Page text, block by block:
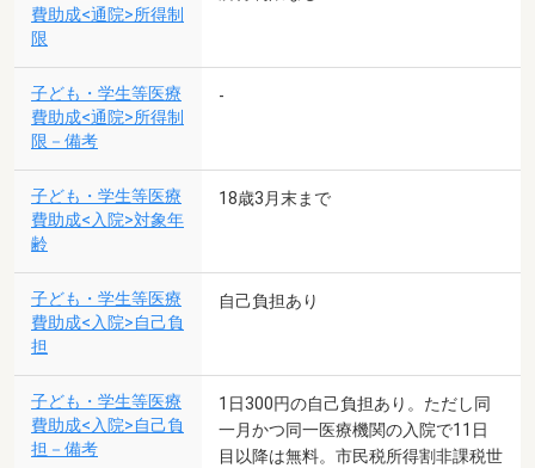
費助成<通院>所得制
限
子ども・学生等医療
費助成<通院>所得制
限－備考
-
子ども・学生等医療
費助成<入院>対象年
齢
18歳3月末まで
子ども・学生等医療
費助成<入院>自己負
担
自己負担あり
子ども・学生等医療
費助成<入院>自己負
担－備考
1日300円の自己負担あり。ただし同
一月かつ同一医療機関の入院で11日
目以降は無料。市民税所得割非課税世